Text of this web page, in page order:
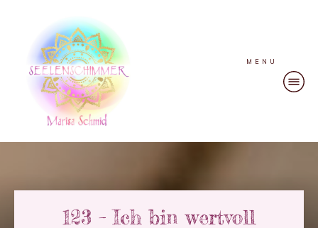
MENU
123 – Ich bin wertvoll